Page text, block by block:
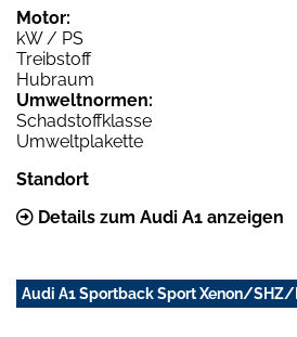
Motor:
kW / PS
Treibstoff
Hubraum
Umweltnormen:
Schadstoffklasse
Umweltplakette
Standort
Details zum Audi A1 anzeigen
Audi A1 Sportback Sport Xenon/